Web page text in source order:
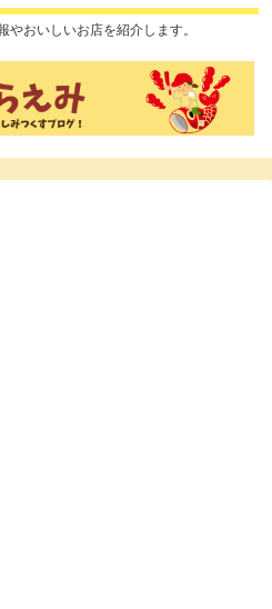
やおいしいお店を紹介します。